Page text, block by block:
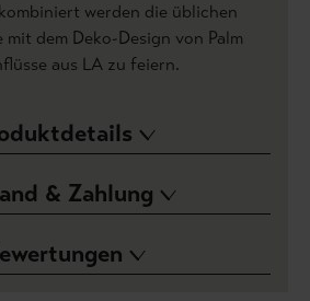
werden die üblichen
dem Deko-Design von Palm
aus LA zu feiern.
& Zahlung